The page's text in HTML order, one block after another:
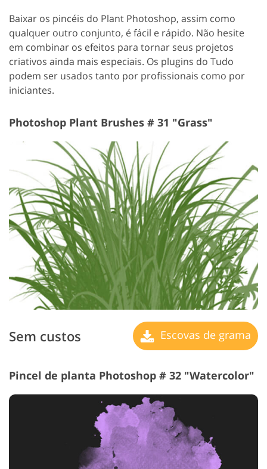
Baixar os pincéis do Plant Photoshop, assim como
qualquer outro conjunto, é fácil e rápido. Não hesite
em combinar os efeitos para tornar seus projetos
criativos ainda mais especiais. Os plugins do Tudo
podem ser usados tanto por profissionais como por
iniciantes.
Photoshop Plant Brushes # 31 "Grass"
Sem custos Escovas de grama
Pincel de planta Photoshop # 32 "Watercolor"